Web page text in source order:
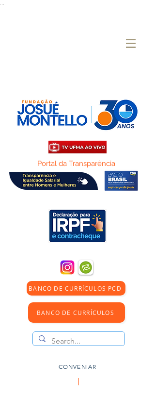
Portal da Transparência
BANCO DE CURRÍCULOS PCD
BANCO DE CURRÍCULOS
CONVENIAR